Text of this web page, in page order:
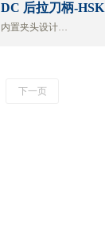
DC 后拉刀柄-HSK
内置夹头设计
下一页